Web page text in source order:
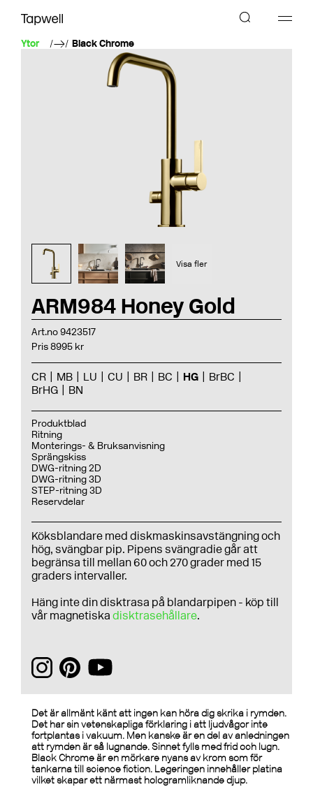
Ytor Black Chrome
ARM984 Honey Gold
Art.no 9423517
Pris 8995 kr
CR MB LU CU BR BC HG
BrBC
BrHG
BN
Produktblad
Ritning
Monterings- & Bruksanvisning
Sprängskiss
DWG-ritning 2D
DWG-ritning 3D
STEP-ritning 3D
Reservdelar
Köksblandare med diskmaskinsavstängning och
hög, svängbar pip. Pipens svängradie går att
begränsa till mellan 60 och 270 grader med 15
graders intervaller.
Häng inte din disktrasa på blandarpipen - köp till
vår magnetiska disktrasehållare.
Visa fler
Det är allmänt känt att ingen kan höra dig skrika i rymden.
Det har sin vetenskapliga förklaring i att ljudvågor inte
fortplantas i vakuum. Men kanske är en del av anledningen
att rymden är så lugnande. Sinnet fylls med frid och lugn.
Black Chrome är en mörkare nyans av krom som för
tankarna till science fiction. Legeringen innehåller platina
vilket skapar ett närmast hologramliknande djup.